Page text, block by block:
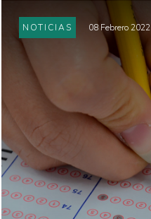
NOTICIAS 08 Febrero 2022